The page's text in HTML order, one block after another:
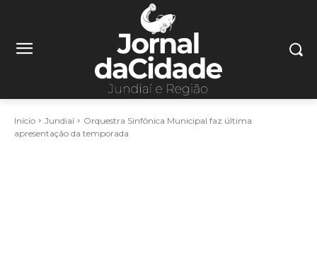
Início Jundiaí
Orquestra Sinfônica Municipal faz última
apresentação da temporada